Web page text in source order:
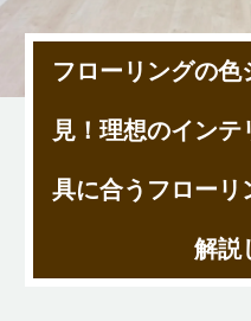
フローリングの
見！理想のイン
具に合うフローリ
解説